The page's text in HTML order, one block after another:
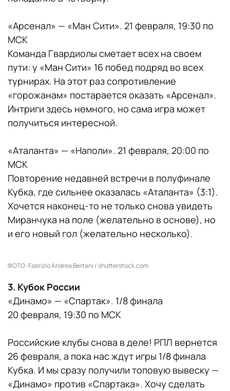
«Арсенал» — «Ман Сити». 21 февраля, 19:30 по
МСК
Команда Гвардиолы сметает всех на своем
пути: у «Ман Сити» 16 побед подряд во всех
турнирах. На этот раз сопротивление
«горожанам» постарается оказать «Арсенал».
Интриги здесь немного, но сама игра может
получиться интересной.
«Аталанта» — «Наполи». 21 февраля, 20:00 по
МСК
Повторение недавней встречи в полуфинале
Кубка, где сильнее оказалась «Аталанта» (3:1).
Хочется наконец-то не только снова увидеть
Миранчука на поле (желательно в основе), но
и его новый гол (желательно несколько).
ФОТО: Fabrizio Andrea Bertani / shutterstock.com
3. Кубок России
«Динамо» — «Спартак». 1/8 финала
20 февраля, 19:30 по МСК
Российские клубы снова в деле! РПЛ вернется
26 февраля, а пока нас ждут игры 1/8 финала
Кубка. И мы сразу получили топовую вывеску —
«Динамо» против «Спартака». Хочу сделать